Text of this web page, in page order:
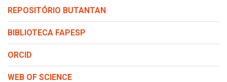
REPOSITÓRIO BUTANTAN
BIBLIOTECA FAPESP
ORCID
WEB OF SCIENCE